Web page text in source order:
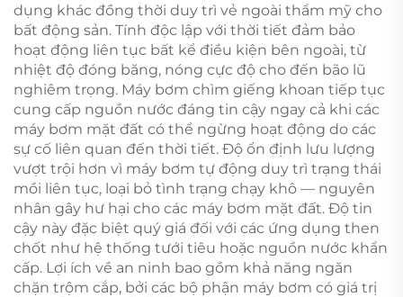
dụng khác đồng thời duy trì vẻ ngoài thẩm mỹ cho
bất động sản. Tính độc lập với thời tiết đảm bảo
hoạt động liên tục bất kể điều kiện bên ngoài, từ
nhiệt độ đóng băng, nóng cực độ cho đến bão lũ
nghiêm trọng. Máy bơm chìm giếng khoan tiếp tục
cung cấp nguồn nước đáng tin cậy ngay cả khi các
máy bơm mặt đất có thể ngừng hoạt động do các
sự cố liên quan đến thời tiết. Độ ổn định lưu lượng
vượt trội hơn vì máy bơm tự động duy trì trạng thái
mồi liên tục, loại bỏ tình trạng chạy khô — nguyên
nhân gây hư hại cho các máy bơm mặt đất. Độ tin
cậy này đặc biệt quý giá đối với các ứng dụng then
chốt như hệ thống tưới tiêu hoặc nguồn nước khẩn
cấp. Lợi ích về an ninh bao gồm khả năng ngăn
chặn trộm cắp, bởi các bộ phận máy bơm có giá trị